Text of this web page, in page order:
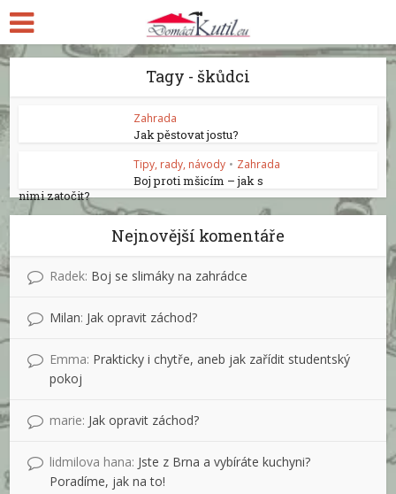
Tagy - škůdci
Zahrada
Jak pěstovat jostu?
Tipy, rady, návody • Zahrada
Boj proti mšicím – jak s
nimi zatočit?
Nejnovější komentáře
Radek: Boj se slimáky na zahrádce
Milan: Jak opravit záchod?
Emma: Prakticky i chytře, aneb jak zařídit studentský
pokoj
marie: Jak opravit záchod?
lidmilova hana: Jste z Brna a vybíráte kuchyni?
Poradíme, jak na to!